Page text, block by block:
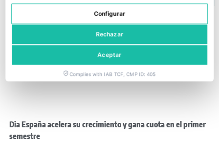
Dia España acelera su crecimiento y gana cuota en el primer
semestre
Configurar
Rechazar
Aceptar
Complies with IAB TCF, CMP ID: 405